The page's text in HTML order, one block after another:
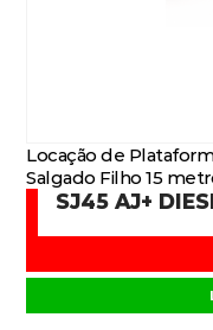
Locação de
Salgado Filho 15
SJ45 AJ+